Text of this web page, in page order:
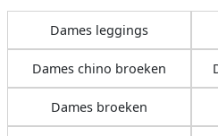
Dames leggings
Dames chino broeken
Dames broeken